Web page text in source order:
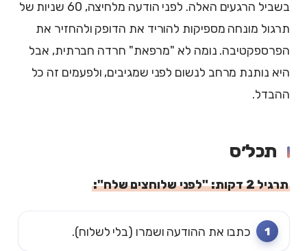
בשביל הרגעים האלה. לפני הודעה מלחיצה, 60 שניות של
תרגול מונחה מספיקות להוריד את הדופק ולהחזיר את
הפרספקטיבה. נומה לא "מרפאת" חרדה חברתית, אבל
היא נותנת מרחב לנשום לפני שמגיבים, ולפעמים זה כל
ההבדל.
תכל׳ס
תרגיל 2 דקות: "לפני שלוחצים שלח":
כתבו את ההודעה ושמרו (בלי לשלוח).